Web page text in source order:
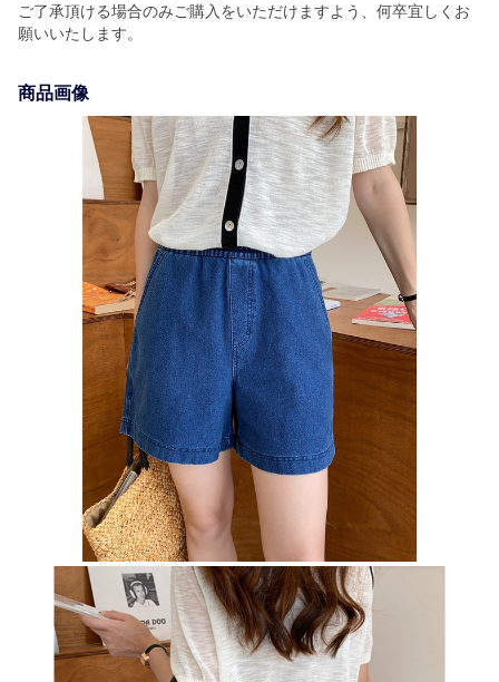
ご了承頂ける場合のみご購入をいただけますよう、何卒宜しくお
願いいたします。
商品画像